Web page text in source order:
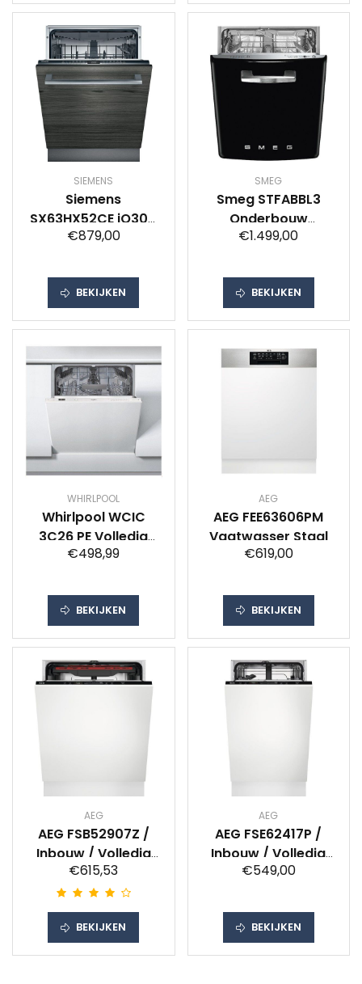
SIEMENS
Siemens
SX63HX52CE iQ300
volledig
vaatwasser
€879,00
BEKIJKEN
SMEG
Smeg STFABBL3
Onderbouw
vaatwasser Zwart
€1.499,00
BEKIJKEN
WHIRLPOOL
Whirlpool WCIC
3C26 PE Volledig
vaatwasser
€498,99
BEKIJKEN
AEG
AEG FEE63606PM
Vaatwasser Staal
€619,00
BEKIJKEN
AEG
AEG FSB52907Z /
Inbouw / Volledig
geintegreerd /
Nishoogte 82 - 88
cm
€615,53
BEKIJKEN
AEG
AEG FSE62417P /
Inbouw / Volledig
geïntegreerd /
cm
€549,00
BEKIJKEN